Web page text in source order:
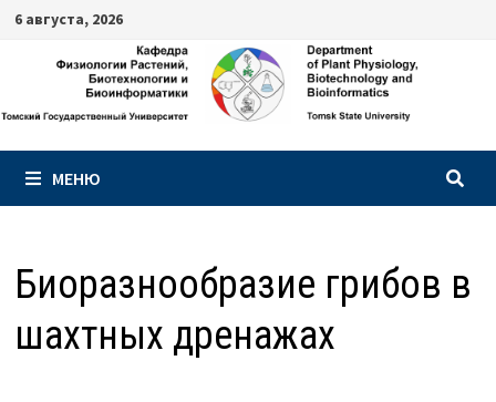
Перейти
содержимому
6 августа, 2026
МЕНЮ
Биоразнообразие грибов в
шахтных дренажах